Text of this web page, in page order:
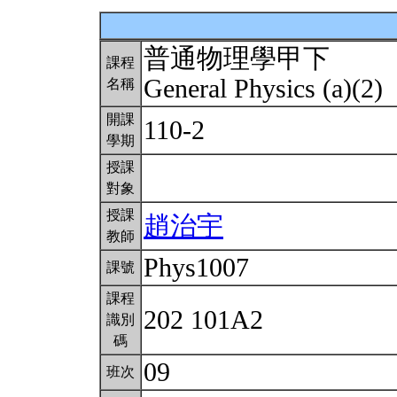
課程
名稱
普通物理學甲下
General Physics (a)(2)
開課
學期
110-2
授課
對象
授課
教師
趙治宇
課號 Phys1007
課程
識別
碼
202 101A2
班次
09